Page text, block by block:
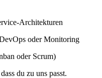
Architekturen
oder Monitoring
oder Scrum)
du zu uns passt.